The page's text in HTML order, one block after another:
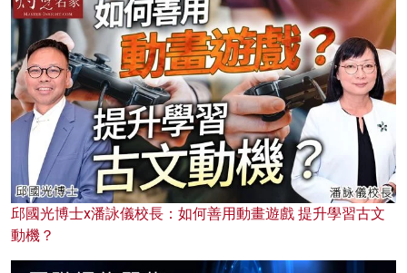
邱國光博士x潘詠儀校長：如何善用動畫遊戲 提升學習古文
動機？